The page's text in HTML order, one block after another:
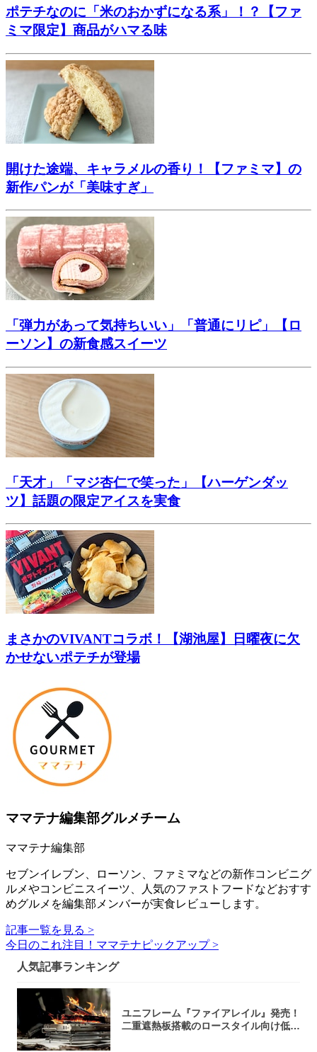
ポテチなのに「米のおかずになる系」！？【ファ
ミマ限定】商品がハマる味
開けた途端、キャラメルの香り！【ファミマ】の
新作パンが「美味すぎ」
「弾力があって気持ちいい」「普通にリピ」【ロ
ーソン】の新食感スイーツ
「天才」「マジ杏仁で笑った」【ハーゲンダッ
ツ】話題の限定アイスを実食
まさかのVIVANTコラボ！【湖池屋】日曜夜に欠
かせないポテチが登場
ママテナ編集部グルメチーム
ママテナ編集部
セブンイレブン、ローソン、ファミマなどの新作コンビニグ
ルメやコンビニスイーツ、人気のファストフードなどおすす
めグルメを編集部メンバーが実食レビューします。
記事一覧を見る >
今日のこれ注目！ママテナピックアップ >
人気記事ランキング
ユニフレーム『ファイアレイル』発売！
二重遮熱板搭載のロースタイル向け低型